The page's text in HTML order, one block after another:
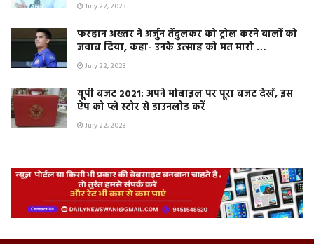
July 22, 2023
फरहान अख्तर ने अर्जुन तेंदुलकर को ट्रोल करने वालों को
जवाब दिया, कहा- उनके उत्साह को मत मारो …
July 22, 2023
यूपी बजट 2021: अपने मोबाइल पर पूरा बजट देखें, इस
ऐप को प्ले स्टोर से डाउनलोड करें
July 22, 2023